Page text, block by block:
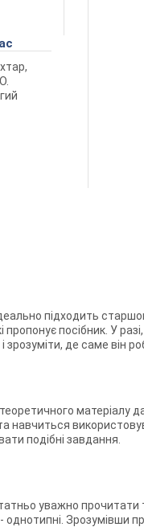
підходить
посібник. У
де саме він
навчиться
подібні завдання.
уважно прочитати
Зрозумівши